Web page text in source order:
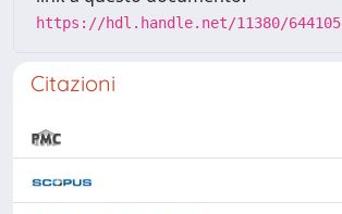
https://hdl.handle.net/11380/644105
Citazioni